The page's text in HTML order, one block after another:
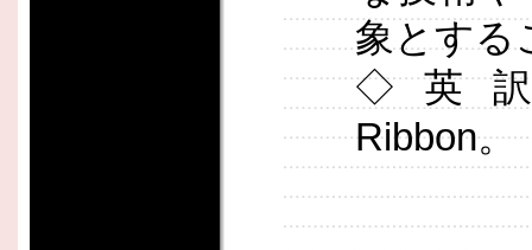
象とする
◇英訳
Ribbon